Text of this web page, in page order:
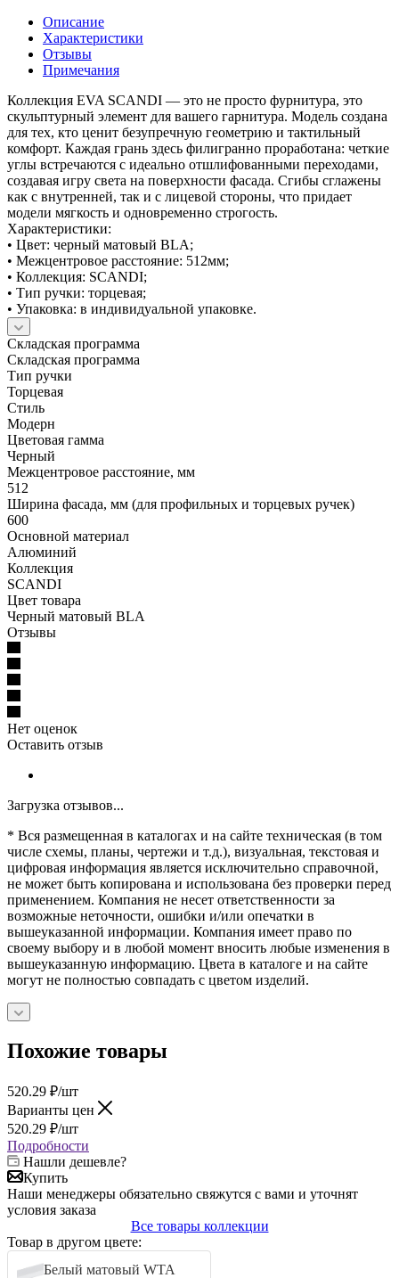
Описание
Характеристики
Отзывы
Примечания
Коллекция EVA SCANDI — это не просто фурнитура, это
скульптурный элемент для вашего гарнитура. Модель создана
для тех, кто ценит безупречную геометрию и тактильный
комфорт. Каждая грань здесь филигранно проработана: четкие
углы встречаются с идеально отшлифованными переходами,
создавая игру света на поверхности фасада. Сгибы сглажены
как с внутренней, так и с лицевой стороны, что придает
модели мягкость и одновременно строгость.
Характеристики:
• Цвет: черный матовый BLA;
• Межцентровое расстояние: 512мм;
• Коллекция: SCANDI;
• Тип ручки: торцевая;
• Упаковка: в индивидуальной упаковке.
Складская программа
Складская программа
Тип ручки
Торцевая
Стиль
Модерн
Цветовая гамма
Черный
Межцентровое расстояние, мм
512
Ширина фасада, мм (для профильных и торцевых ручек)
600
Основной материал
Алюминий
Коллекция
SCANDI
Цвет товара
Черный матовый BLA
Отзывы
Нет оценок
Оставить отзыв
Загрузка отзывов...
* Вся размещенная в каталогах и на сайте техническая (в том
числе схемы, планы, чертежи и т.д.), визуальная, текстовая и
цифровая информация является исключительно справочной,
не может быть копирована и использована без проверки перед
применением. Компания не несет ответственности за
возможные неточности, ошибки и/или опечатки в
вышеуказанной информации. Компания имеет право по
своему выбору и в любой момент вносить любые изменения в
вышеуказанную информацию. Цвета в каталоге и на сайте
могут не полностью совпадать с цветом изделий.
Похожие товары
520.29 ₽/шт
Варианты цен
520.29 ₽/шт
Подробности
Нашли дешевле?
Купить
Наши менеджеры обязательно свяжутся с вами и уточнят
условия заказа
Все товары коллекции
Товар в другом цвете:
Белый матовый WTA